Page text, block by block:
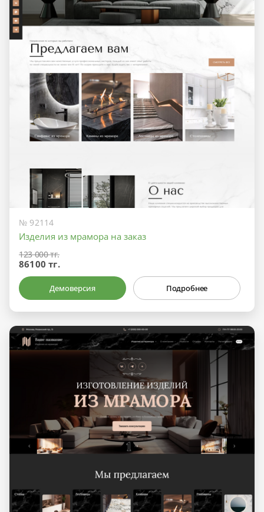
№ 92114
Изделия из мрамора на заказ
123 000 тг.
86100 тг.
Демоверсия Подробнее